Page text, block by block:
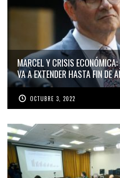
MARCEL Y CRISIS
VA A EXTENDER HASTA FIN DE
OCTUBRE 3, 2022